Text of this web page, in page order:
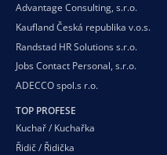
Advantage Consulting, s.r.o.
Kaufland Česká republika v.o.s.
Randstad HR Solutions s.r.o.
Jobs Contact Personal, s.r.o.
ADECCO spol.s r.o.
TOP PROFESE
Kuchař / Kuchařka
Řidič / Řidička